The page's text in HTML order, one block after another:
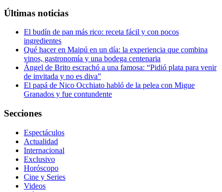
Últimas noticias
El budín de pan más rico: receta fácil y con pocos
ingredientes
Qué hacer en Maipú en un día: la experiencia que combina
vinos, gastronomía y una bodega centenaria
Ángel de Brito escrachó a una famosa: “Pidió plata para venir
de invitada y no es diva”
El papá de Nico Occhiato habló de la pelea con Migue
Granados y fue contundente
Secciones
Espectáculos
Actualidad
Internacional
Exclusivo
Horóscopo
Cine y Series
Videos